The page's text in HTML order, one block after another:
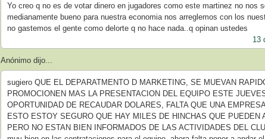
Yo creo q no es de votar dinero en jugadores como este martinez no nos
medianamente bueno para nuestra economia nos arreglemos con los
no gastemos el gente como delorte q no hace nada..q opinan ustedes
13
Anónimo dijo...
sugiero QUE EL DEPARATMENTO D MARKETING, SE MUEVAN
PROMOCIONEN MAS LA PRESENTACION DEL EQUIPO ESTE
OPORTUNIDAD DE RECAUDAR DOLARES, FALTA QUE UNA
ESTO ESTOY SEGURO QUE HAY MILES DE HINCHAS QUE PUEDEN
PERO NO ESTAN BIEN INFORMADOS DE LAS ACTIVIDADES DEL